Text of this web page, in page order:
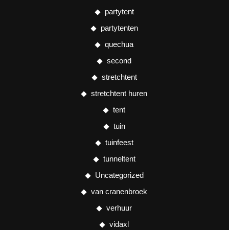
partytent
partytenten
quechua
second
stretchtent
stretchtent huren
tent
tuin
tuinfeest
tunneltent
Uncategorized
van cranenbroek
verhuur
vidaxl